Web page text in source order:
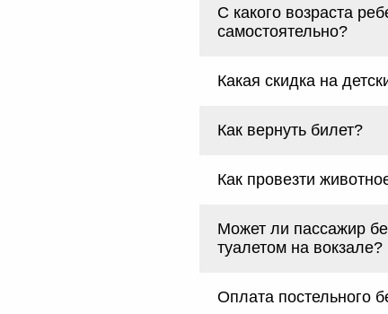
С какого возраста
самостоятельно?
Какая скидка на
Как вернуть билет?
Как провезти
Может ли пассажир
туалетом на вокзале?
Оплата постельного